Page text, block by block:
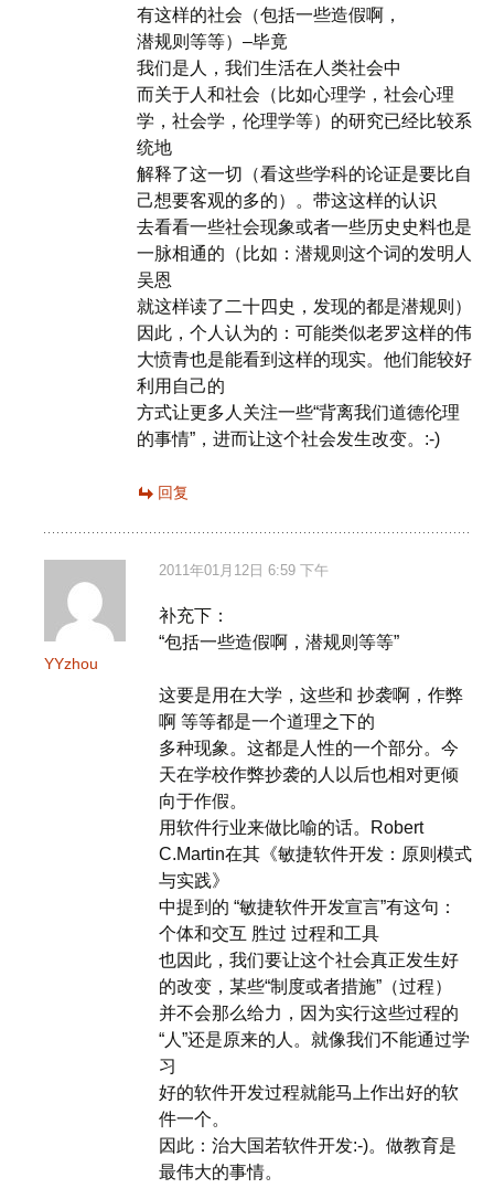
有这样的社会（包括一些造假啊，
潜规则等等）–毕竟
我们是人，我们生活在人类社会中
而关于人和社会（比如心理学，社会心理
学，社会学，伦理学等）的研究已经比较系
统地
解释了这一切（看这些学科的论证是要比自
己想要客观的多的）。带这这样的认识
去看看一些社会现象或者一些历史史料也是
一脉相通的（比如：潜规则这个词的发明人
吴恩
就这样读了二十四史，发现的都是潜规则）
因此，个人认为的：可能类似老罗这样的伟
大愤青也是能看到这样的现实。他们能较好
利用自己的
方式让更多人关注一些“背离我们道德伦理
的事情”，进而让这个社会发生改变。:-)
回复
YYzhou
2011年01月12日 6:59 下午
补充下：
“包括一些造假啊，潜规则等等”
这要是用在大学，这些和 抄袭啊，作弊
啊 等等都是一个道理之下的
多种现象。这都是人性的一个部分。今
天在学校作弊抄袭的人以后也相对更倾
向于作假。
用软件行业来做比喻的话。Robert
C.Martin在其《敏捷软件开发：原则模式
与实践》
中提到的 “敏捷软件开发宣言”有这句：
个体和交互 胜过 过程和工具
也因此，我们要让这个社会真正发生好
的改变，某些“制度或者措施”（过程）
并不会那么给力，因为实行这些过程的
“人”还是原来的人。就像我们不能通过学
习
好的软件开发过程就能马上作出好的软
件一个。
因此：治大国若软件开发:-)。做教育是
最伟大的事情。